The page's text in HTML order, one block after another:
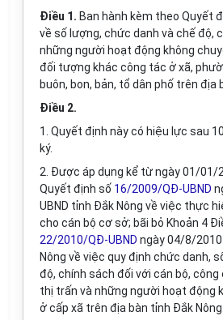
Điều 1. Ban hành kèm theo Quyết
về số lượng, chức danh và chế độ,
những người hoạt động không
đối tượng khác công tác ở xã,
buôn, bon, bản, tổ dân phố trên địa
Điều 2.
1. Quyết định này có hiệu lực sau
ký.
2. Được áp dụng kể từ ngày 01/01/
Quyết định số 16/2009/QĐ-UBND
UBND tỉnh Đắk Nông về việc thực
cho cán bộ cơ sở; bãi bỏ Khoản 4
22/2010/QĐ-UBND ngày 04/8/
Nông về việc quy định chức danh,
độ, chính sách đối với cán bộ,
thị trấn và những người hoạt động
ở cấp xã trên địa bàn tỉnh Đắk Nông.